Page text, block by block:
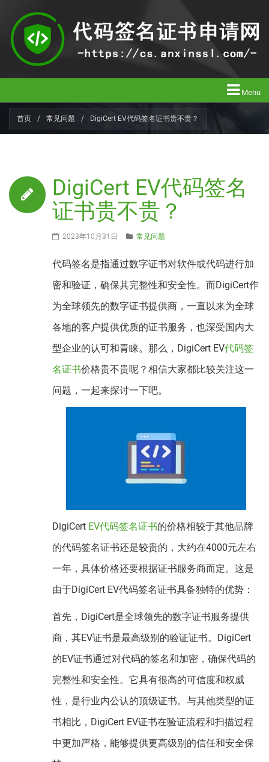
Menu
首页 / 常见问题 / DigiCert EV代码签名证书贵不贵？
DigiCert EV代码签名
证书贵不贵？
2023年10月31日 常见问题
代码签名是指通过数字证书对软件或代码进行加
密和验证，确保其完整性和安全性。而DigiCert作
为全球领先的数字证书提供商，一直以来为全球
各地的客户提供优质的证书服务，也深受国内大
型企业的认可和青睐。那么，DigiCert EV代码签
名证书价格贵不贵呢？相信大家都比较关注这一
问题，一起来探讨一下吧。
DigiCert EV代码签名证书的价格相较于其他品牌
的代码签名证书还是较贵的，大约在4000元左右
一年，具体价格还要根据证书服务商而定。这是
由于DigiCert EV代码签名证书具备独特的优势：
首先，DigiCert是全球领先的数字证书服务提供
商，其EV证书是最高级别的验证证书。DigiCert
的EV证书通过对代码的签名和加密，确保代码的
完整性和安全性。它具有很高的可信度和权威
性，是行业内公认的顶级证书。与其他类型的证
书相比，DigiCert EV证书在验证流程和扫描过程
中更加严格，能够提供更高级别的信任和安全保